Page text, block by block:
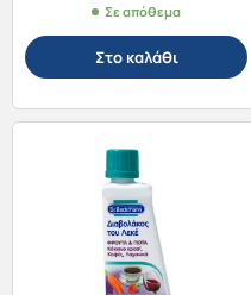
Σε απόθεμα
Στο καλάθι